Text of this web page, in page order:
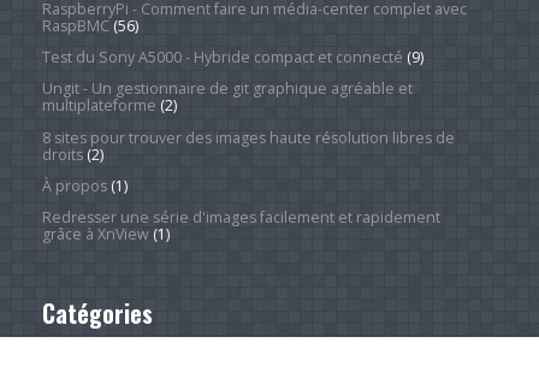
RaspberryPi - Comment faire un média-center complet avec
RaspBMC(56)
Test du Sony A5000 - Hybride compact et connecté (9)
Ungit - Un gestionnaire de git graphique agréable et
multiplateforme (2)
8 sites pour trouver des images haute résolution libres de
droits(2)
À propos(1)
Redresser une série d'images facilement et rapidement
grâce à XnView(1)
Catégories